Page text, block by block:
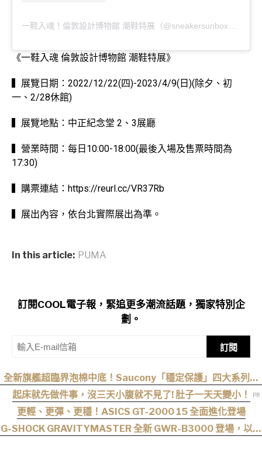
一鞋入魂！倫敦設計博物館 潮鞋特展（@sneakersunboxed2022）分享的貼文
《一鞋入魂 倫敦設計博物館 潮鞋特展》
⁣▍展覽日期：2022/12/22(四)-2023/4/9(日)(除夕、初
一、2/28休館)⁣
▍展覽地點：中正紀念堂 2、3展廳
⁣▍營業時間：每日10:00-18:00(最後入場及售票時間為
17:30)
⁣▍購票連結：https://reurl.cc/VR37Rb
▍展出內容，依台北實際展出為準。
In this article: PUMA
訂閱COOL電子報，緊追更多潮流話題，獨家特別企
劃。
訂閱
全新旗艦超臨界泡棉中底！Saucony「穩定保護」四大系列鞋
款發布
起床就先做件事，沒三天小腹就不見了! 肚子一天天變小！
更輕、更彈、更穩！ASICS GT-2000 15 全面進化登場
G-SHOCK GRAVITYMASTER 全新 GWR-B3000 登場，以超